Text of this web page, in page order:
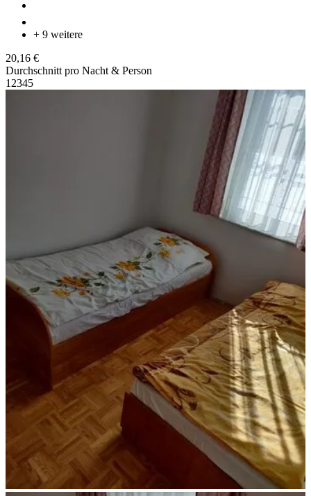
+ 9 weitere
20,16 €
Durchschnitt pro Nacht & Person
1 2345